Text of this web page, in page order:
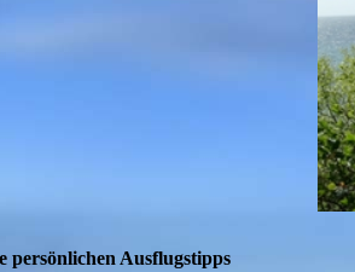
persönlichen Ausflugstipps